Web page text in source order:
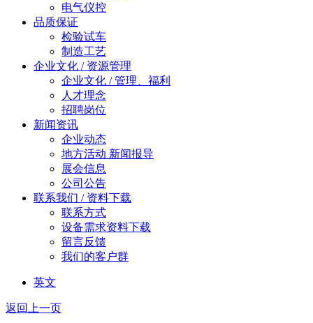
电气仪控
品质保证
检验试车
制造工艺
企业文化 / 资源管理
企业文化 / 管理、福利
人才理念
招聘岗位
新闻资讯
企业动态
地方活动 新闻报导
展会信息
公司公告
联系我们 / 资料下载
联系方式
设备需求资料下载
留言反馈
我们的客户群
英文
返回上一页